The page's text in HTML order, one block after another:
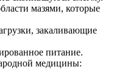
мазями, которые
закаливающие
питание.
медицины: